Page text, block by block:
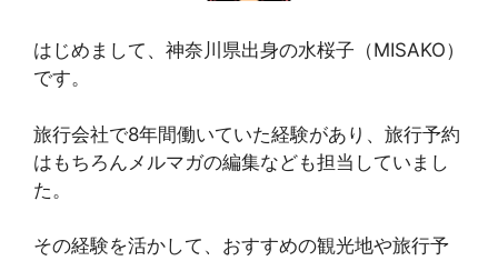
はじめまして、神奈川県出身の水桜子（MISAKO）
です。
旅行会社で8年間働いていた経験があり、旅行予約
はもちろんメルマガの編集なども担当していまし
た。
その経験を活かして、おすすめの観光地や旅行予